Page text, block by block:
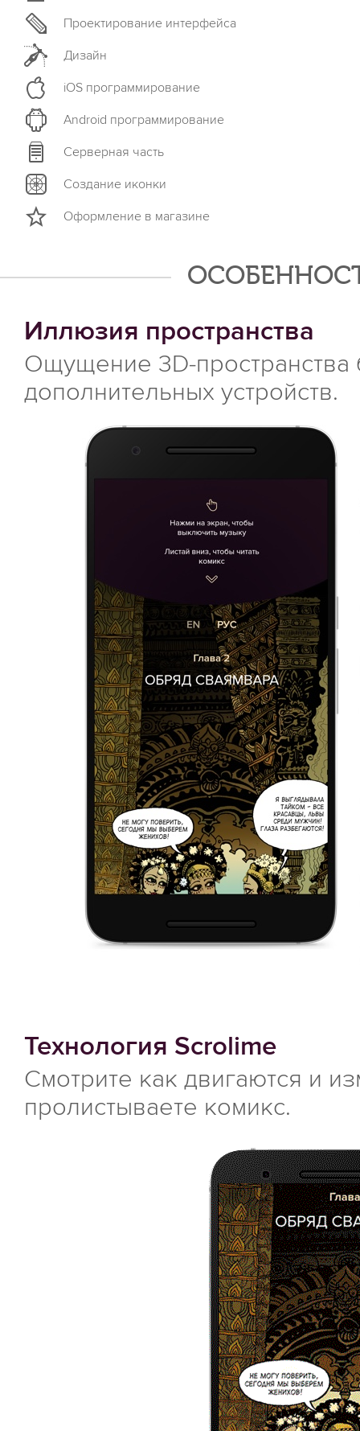
Проектирование интерфейса
Дизайн
iOS программирование
Android программирование
Серверная часть
Создание иконки
Оформление в магазине
Иллюзия пространства
Ощущение 3D-пространства
дополнительных устройств.
Технология Scrolime
Смотрите как двигаются и
пролистываете комикс.